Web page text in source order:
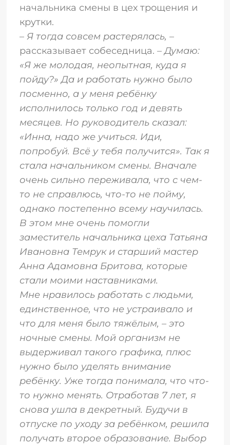
начальника смены в цех трощения и
крутки.
–Я тогда совсем растерялась, –
рассказывает собеседница. –Думаю:
«Я же молодая, неопытная, куда я
пойду?» Да и работать нужно было
посменно, а у меня ребёнку
исполнилось только год и девять
месяцев. Но руководитель сказал:
«Инна, надо же учиться. Иди,
попробуй. Всё у тебя получится». Так я
стала начальником смены. Вначале
очень сильно переживала, что с чем-
то не справлюсь, что-то не пойму,
однако постепенно всему научилась.
В этом мне очень помогли
заместитель начальника цеха Татьяна
Ивановна Темрук и старший мастер
Анна Адамовна Бритова, которые
стали моими наставниками.
Мне нравилось работать с людьми,
единственное, что не устраивало и
что для меня было тяжёлым, – это
ночные смены. Мой организм не
выдерживал такого графика, плюс
нужно было уделять внимание
ребёнку. Уже тогда понимала, что что-
то нужно менять. Отработав 7 лет, я
снова ушла в декретный. Будучи в
отпуске по уходу за ребёнком, решила
получать второе образование. Выбор